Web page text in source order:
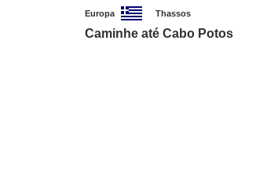
Europa Thassos
Caminhe até Cabo Potos